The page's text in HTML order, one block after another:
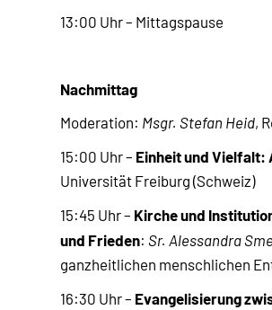
13:00 Uhr – Mittagspause
Nachmittag
Moderation: Msgr. Stefan Heid,
15:00 Uhr – Einheit und Vielfalt:
Universität Freiburg (Schweiz)
15:45 Uhr – Kirche und
und Frieden: Sr. Alessandra
ganzheitlichen menschlichen
16:30 Uhr – Evangelisierung